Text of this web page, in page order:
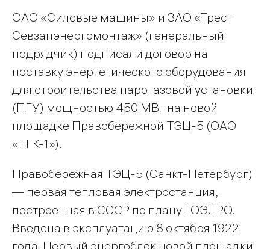
ОАО «Силовые машины» и ЗАО «Трест
Севзапэнергомонтаж» (генеральный
подрядчик) подписали договор на
поставку энергетического оборудования
для стро­ительства парогазовой установки
(ПГУ) мощностью 450 МВт на новой
площадке Правобережной ТЭЦ-5 (ОАО
«ТГК-1»).
Правобережная ТЭЦ-5 (Санкт-Петербург)
— первая тепловая электростанция,
построенная в СССР по плану ГОЭЛРО.
Введена в эксплуатацию 8 октября 1922
года. Первый энергоблок новой площадки